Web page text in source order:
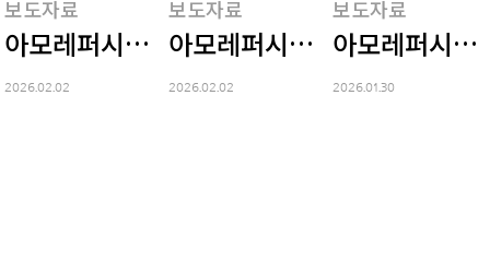
보도자료
아모레퍼시픽, 2026년 '희망가게' 창업주 공
2026.02.02
보도자료
아모레퍼시픽, '홀리스틱 롱
2026.02.02
보도자료
아모레퍼시픽
2026.01.30